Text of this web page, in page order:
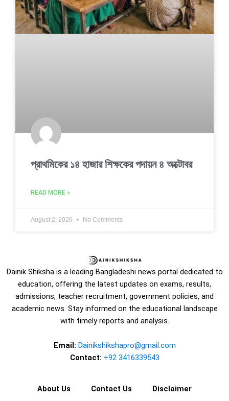
প্রাথমিকের ১৪ হাজার শিক্ষকের পদায়ন ৪ অক্টোবর
READ MORE »
August 2, 2026 No Comments
Dainik Shiksha is a leading Bangladeshi news portal dedicated to
education, offering the latest updates on exams, results,
admissions, teacher recruitment, government policies, and
academic news. Stay informed on the educational landscape
with timely reports and analysis.
Email: Dainikshikshapro@gmail.com
Contact: +92 3416339543
About Us Contact Us Disclaimer